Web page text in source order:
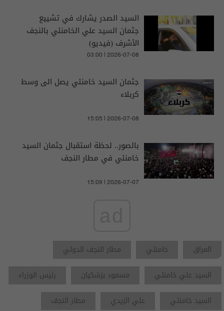
السيد الصدر يشارك في تشييع
جثمان السيد علي الخامنئي بالنجف
الأشرف (فيديو)
03:00 | 2026-07-08
جثمان السيد خامنئي يصل الى وسط
كربلاء
15:05 | 2026-07-08
بالصور.. لحظة استقبال جثمان السيد
خامنئي في مطار النجف
15:09 | 2026-07-07
العراق خامنئي
مطار النجف الدولي
السيد علي خامنئي
مسعود بزشكيان
رئيس الوزراء
السيد خامنئي
علي الزيدي
مطار النجف